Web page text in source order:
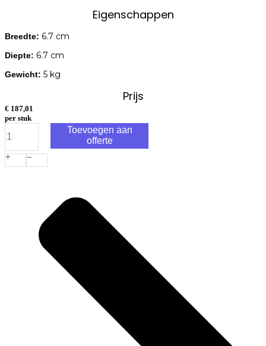
Eigenschappen
Breedte: 6.7 cm
Diepte: 6.7 cm
Gewicht: 5 kg
Prijs
€ 187,01
per stuk
Lite
Liv
Solitary
12V
Toevoegen aan
offerte